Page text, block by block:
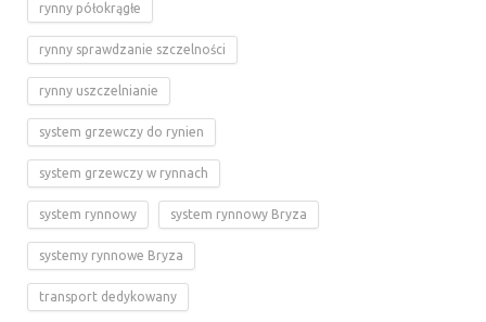
rynny półokrągłe
rynny sprawdzanie szczelności
rynny uszczelnianie
system grzewczy do rynien
system grzewczy w rynnach
system rynnowy system rynnowy Bryza
systemy rynnowe Bryza
transport dedykowany